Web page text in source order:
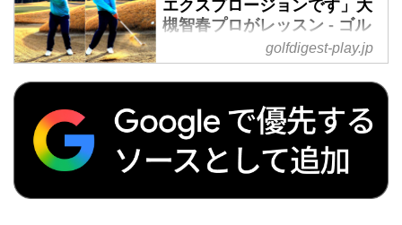
エクスプロージョンです」大
槻智春プロがレッスン - ゴル
フへ行こうWEB by ゴルフダ
イジェスト
プロのバンカーレッスン第2回。
「ピンまで距離が遠いバンカーシ
ョットは番手を替えるのが一番で
す」とアドバイス。実戦でのコツ
を大槻プロに聞いた。
golfdigest-play.jp